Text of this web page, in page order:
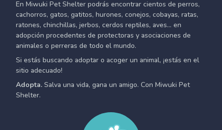
En Miwuki Pet Shelter podrás encontrar cientos de perros,
cachorros, gatos, gatitos, hurones, conejos, cobayas, ratas,
ratones, chinchillas, jerbos, cerdos reptiles, aves... en
adopción procedentes de protectoras y asociaciones de
animales o perreras de todo el mundo.
Si estás buscando adoptar o acoger un animal, ¡estás en el
sitio adecuado!
Adopta. Salva una vida, gana un amigo. Con Miwuki Pet
Shelter.